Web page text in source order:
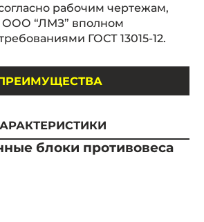
рабочим чертежам,
ООО “ЛМЗ” вполном
ГОСТ 13015-12.
блоки противовеса